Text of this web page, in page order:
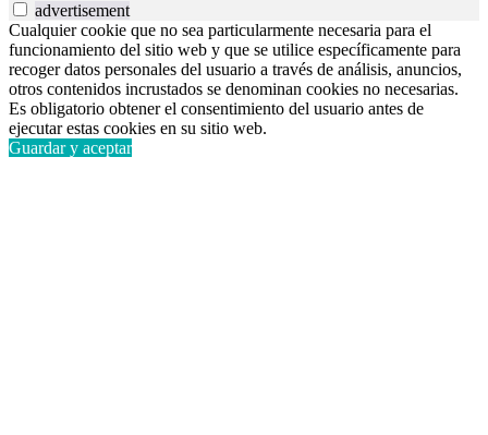
advertisement
Cualquier cookie que no sea particularmente necesaria para el
funcionamiento del sitio web y que se utilice específicamente para
recoger datos personales del usuario a través de análisis, anuncios,
otros contenidos incrustados se denominan cookies no necesarias.
Es obligatorio obtener el consentimiento del usuario antes de
ejecutar estas cookies en su sitio web.
Guardar y aceptar